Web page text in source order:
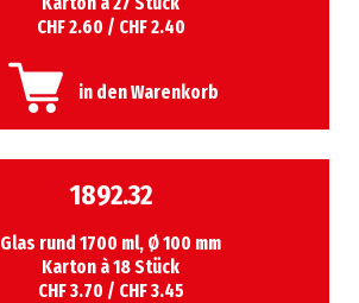
CHF 2.60 / CHF 2.40
in den Warenkorb
1892.32
Glas rund 1700 ml, Ø 100 mm
Karton à 18 Stück
CHF 3.70 / CHF 3.45